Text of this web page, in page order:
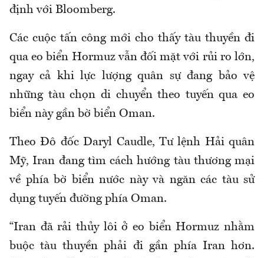
định với Bloomberg.
Các cuộc tấn công mới cho thấy tàu thuyền đi
qua eo biển Hormuz vẫn đối mặt với rủi ro lớn,
ngay cả khi lực lượng quân sự đang bảo vệ
những tàu chọn di chuyển theo tuyến qua eo
biển này gần bờ biển Oman.
Theo Đô đốc Daryl Caudle, Tư lệnh Hải quân
Mỹ, Iran đang tìm cách hướng tàu thương mại
về phía bờ biển nước này và ngăn các tàu sử
dụng tuyến đường phía Oman.
“Iran đã rải thủy lôi ở eo biển Hormuz nhằm
buộc tàu thuyền phải đi gần phía Iran hơn.